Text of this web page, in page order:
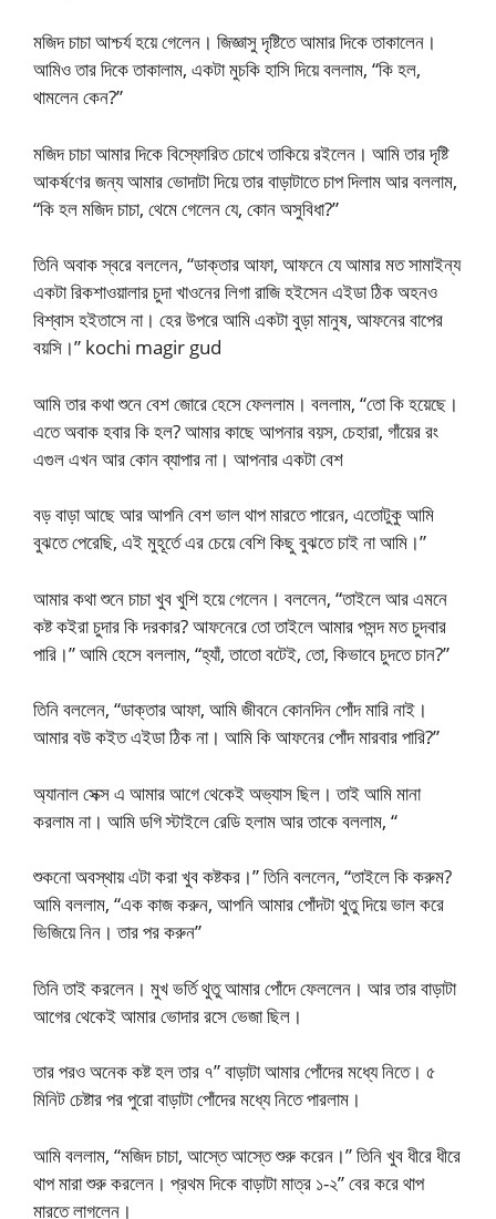
মজিদ চাচা আশ্চর্য হয়ে গেলেন। জিজ্ঞাসু দৃষ্টিতে আমার দিকে তাকালেন।
আমিও তার দিকে তাকালাম, একটা মুচকি হাসি দিয়ে বললাম, “কি হল,
থামলেন কেন?”
মজিদ চাচা আমার দিকে বিস্ফোরিত চোখে তাকিয়ে রইলেন। আমি তার দৃষ্টি
আকর্ষণের জন্য আমার ভোদাটা দিয়ে তার বাড়াটাতে চাপ দিলাম আর বললাম,
“কি হল মজিদ চাচা, থেমে গেলেন যে, কোন অসুবিধা?”
তিনি অবাক স্বরে বললেন, “ডাক্তার আফা, আফনে যে আমার মত সামাইন্য
একটা রিকশাওয়ালার চুদা খাওনের লিগা রাজি হইসেন এইডা ঠিক অহনও
বিশ্বাস হইতাসে না। হের উপরে আমি একটা বুড়া মানুষ, আফনের বাপের
বয়সি।” kochi magir gud
আমি তার কথা শুনে বেশ জোরে হেসে ফেললাম। বললাম, “তো কি হয়েছে।
এতে অবাক হবার কি হল? আমার কাছে আপনার বয়স, চেহারা, গাঁয়ের রং
এগুল এখন আর কোন ব্যাপার না। আপনার একটা বেশ
বড় বাড়া আছে আর আপনি বেশ ভাল থাপ মারতে পারেন, এতোটুকু আমি
বুঝতে পেরেছি, এই মুহূর্তে এর চেয়ে বেশি কিছু বুঝতে চাই না আমি।”
আমার কথা শুনে চাচা খুব খুশি হয়ে গেলেন। বললেন, “তাইলে আর এমনে
কষ্ট কইরা চুদার কি দরকার? আফনেরে তো তাইলে আমার পসন্দ মত চুদবার
পারি।” আমি হেসে বললাম, “হ্যাঁ, তাতো বটেই, তো, কিভাবে চুদতে চান?”
তিনি বললেন, “ডাক্তার আফা, আমি জীবনে কোনদিন পোঁদ মারি নাই।
আমার বউ কইত এইডা ঠিক না। আমি কি আফনের পোঁদ মারবার পারি?”
অ্যানাল সেক্স এ আমার আগে থেকেই অভ্যাস ছিল। তাই আমি মানা
করলাম না। আমি ডগি স্টাইলে রেডি হলাম আর তাকে বললাম, “
শুকনো অবস্থায় এটা করা খুব কষ্টকর।” তিনি বললেন, “তাইলে কি করুম?
আমি বললাম, “এক কাজ করুন, আপনি আমার পোঁদটা থুতু দিয়ে ভাল করে
ভিজিয়ে নিন। তার পর করুন”
তিনি তাই করলেন। মুখ ভর্তি থুতু আমার পোঁদে ফেললেন। আর তার বাড়াটা
আগের থেকেই আমার ভোদার রসে ভেজা ছিল।
তার পরও অনেক কষ্ট হল তার ৭” বাড়াটা আমার পোঁদের মধ্যে নিতে। ৫
মিনিট চেষ্টার পর পুরো বাড়াটা পোঁদের মধ্যে নিতে পারলাম।
আমি বললাম, “মজিদ চাচা, আস্তে আস্তে শুরু করেন।” তিনি খুব ধীরে ধীরে
থাপ মারা শুরু করলেন। প্রথম দিকে বাড়াটা মাত্র ১-২” বের করে থাপ
মারতে লাগলেন।